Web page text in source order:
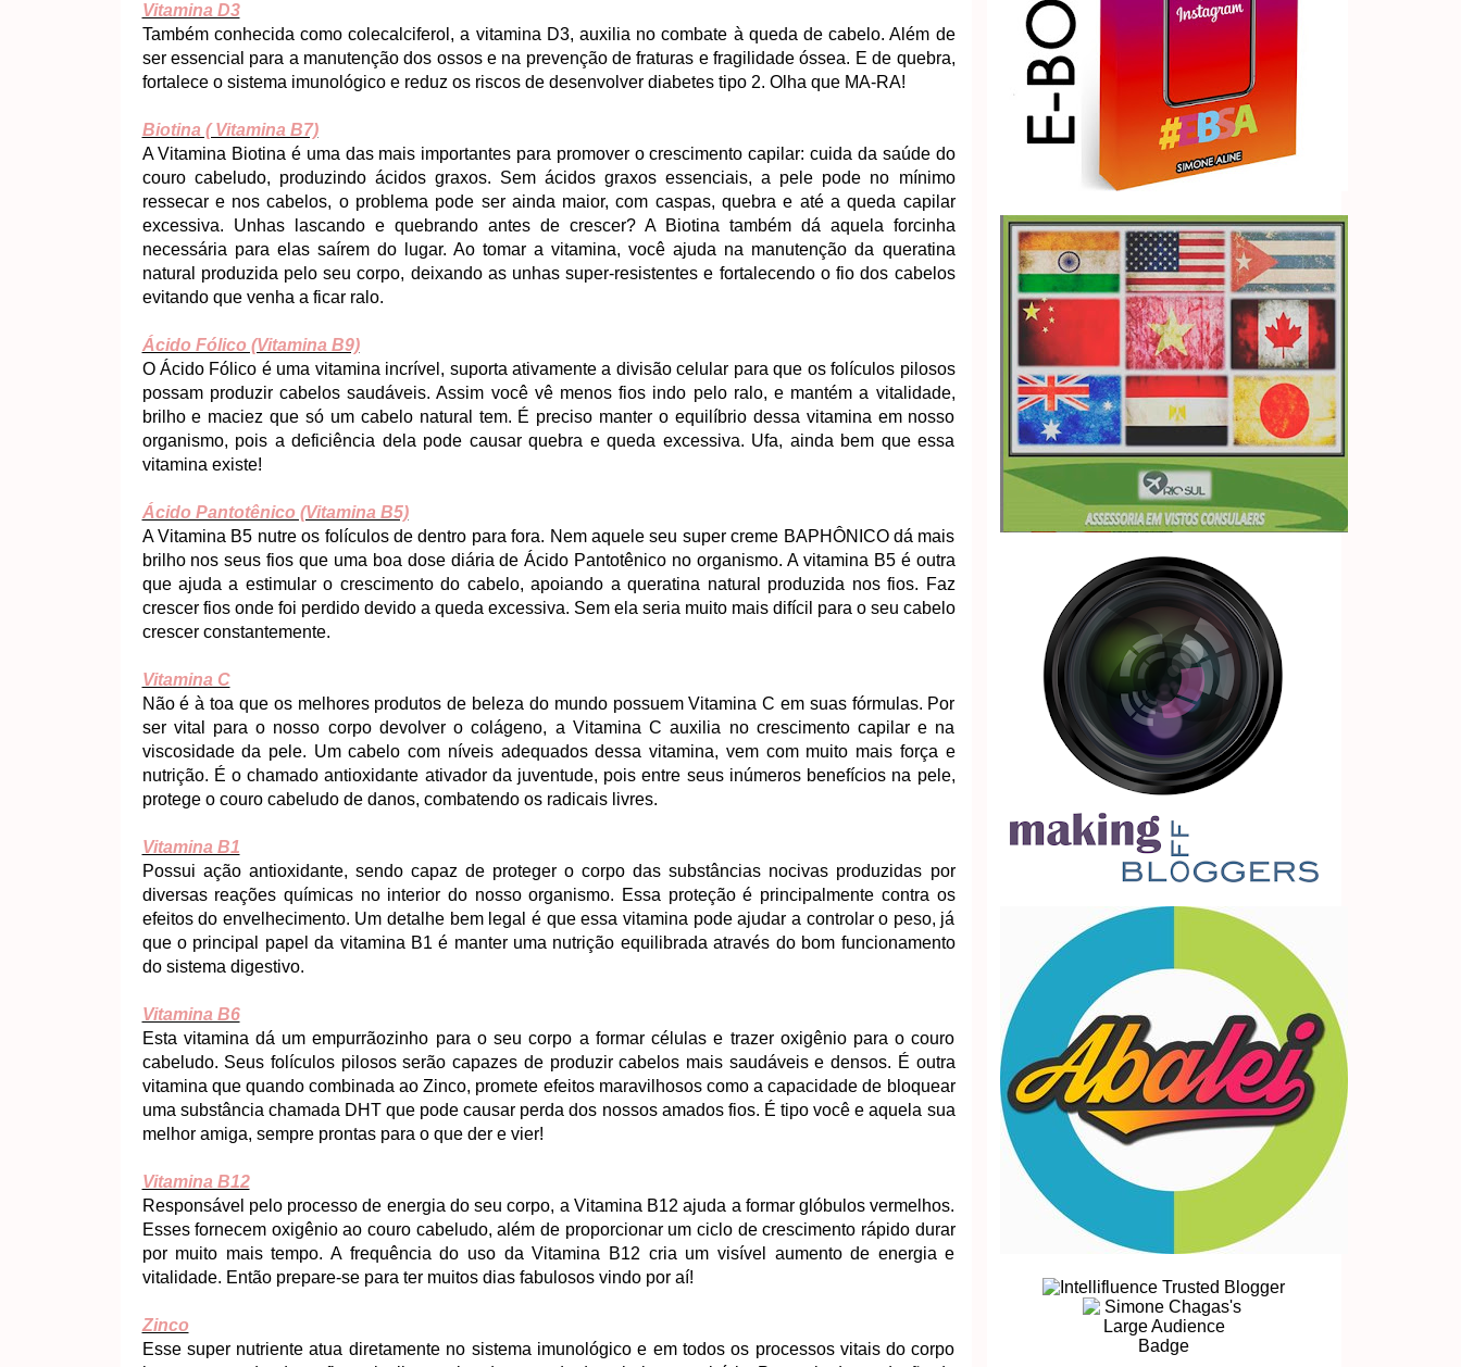
Vitamina D3
Também conhecida como colecalciferol, a vitamina D3, auxilia no combate à queda de cabelo. Além de
ser essencial para a manutenção dos ossos e na prevenção de fraturas e fragilidade óssea. E de quebra,
fortalece o sistema imunológico e reduz os riscos de desenvolver diabetes tipo 2. Olha que MA-RA!
Biotina ( Vitamina B7)
A Vitamina Biotina é uma das mais importantes para promover o crescimento capilar: cuida da saúde do
couro cabeludo, produzindo ácidos graxos. Sem ácidos graxos essenciais, a pele pode no mínimo
ressecar e nos cabelos, o problema pode ser ainda maior, com caspas, quebra e até a queda capilar
excessiva. Unhas lascando e quebrando antes de crescer? A Biotina também dá aquela forcinha
necessária para elas saírem do lugar. Ao tomar a vitamina, você ajuda na manutenção da queratina
natural produzida pelo seu corpo, deixando as unhas super-resistentes e fortalecendo o fio dos cabelos
evitando que venha a ficar ralo.
Ácido Fólico (Vitamina B9)
O Ácido Fólico é uma vitamina incrível, suporta ativamente a divisão celular para que os folículos pilosos
possam produzir cabelos saudáveis. Assim você vê menos fios indo pelo ralo, e mantém a vitalidade,
brilho e maciez que só um cabelo natural tem. É preciso manter o equilíbrio dessa vitamina em nosso
organismo, pois a deficiência dela pode causar quebra e queda excessiva. Ufa, ainda bem que essa
vitamina existe!
Ácido Pantotênico (Vitamina B5)
A Vitamina B5 nutre os folículos de dentro para fora. Nem aquele seu super creme BAPHÔNICO dá mais
brilho nos seus fios que uma boa dose diária de Ácido Pantotênico no organismo. A vitamina B5 é outra
que ajuda a estimular o crescimento do cabelo, apoiando a queratina natural produzida nos fios. Faz
crescer fios onde foi perdido devido a queda excessiva. Sem ela seria muito mais difícil para o seu cabelo
crescer constantemente.
Vitamina C
Não é à toa que os melhores produtos de beleza do mundo possuem Vitamina C em suas fórmulas. Por
ser vital para o nosso corpo devolver o colágeno, a Vitamina C auxilia no crescimento capilar e na
viscosidade da pele. Um cabelo com níveis adequados dessa vitamina, vem com muito mais força e
nutrição. É o chamado antioxidante ativador da juventude, pois entre seus inúmeros benefícios na pele,
protege o couro cabeludo de danos, combatendo os radicais livres.
Vitamina B1
Possui ação antioxidante, sendo capaz de proteger o corpo das substâncias nocivas produzidas por
diversas reações químicas no interior do nosso organismo. Essa proteção é principalmente contra os
efeitos do envelhecimento. Um detalhe bem legal é que essa vitamina pode ajudar a controlar o peso, já
que o principal papel da vitamina B1 é manter uma nutrição equilibrada através do bom funcionamento
do sistema digestivo.
Vitamina B6
Esta vitamina dá um empurrãozinho para o seu corpo a formar células e trazer oxigênio para o couro
cabeludo. Seus folículos pilosos serão capazes de produzir cabelos mais saudáveis e densos. É outra
vitamina que quando combinada ao Zinco, promete efeitos maravilhosos como a capacidade de bloquear
uma substância chamada DHT que pode causar perda dos nossos amados fios. É tipo você e aquela sua
melhor amiga, sempre prontas para o que der e vier!
Vitamina B12
Responsável pelo processo de energia do seu corpo, a Vitamina B12 ajuda a formar glóbulos vermelhos.
Esses fornecem oxigênio ao couro cabeludo, além de proporcionar um ciclo de crescimento rápido durar
por muito mais tempo. A frequência do uso da Vitamina B12 cria um visível aumento de energia e
vitalidade. Então prepare-se para ter muitos dias fabulosos vindo por aí!
Zinco
Esse super nutriente atua diretamente no sistema imunológico e em todos os processos vitais do corpo